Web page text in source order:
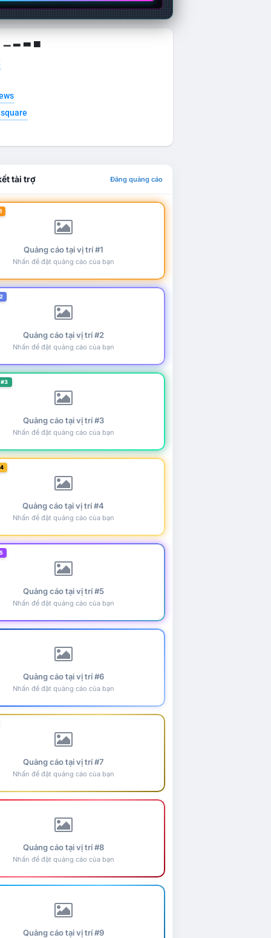
▁ ▂ ▃ ▄
tài trợ Đăng quảng cáo
Quảng cáo tại vị trí #1
Nhấn để đặt quảng cáo của bạn
Quảng cáo tại vị trí #2
Nhấn để đặt quảng cáo của bạn
Quảng cáo tại vị trí #3
Nhấn để đặt quảng cáo của bạn
Quảng cáo tại vị trí #4
Nhấn để đặt quảng cáo của bạn
Quảng cáo tại vị trí #5
Nhấn để đặt quảng cáo của bạn
Quảng cáo tại vị trí #6
Nhấn để đặt quảng cáo của bạn
Quảng cáo tại vị trí #7
Nhấn để đặt quảng cáo của bạn
Quảng cáo tại vị trí #8
Nhấn để đặt quảng cáo của bạn
Quảng cáo tại vị trí #9